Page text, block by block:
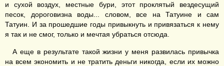
и сухой воздух, местные бури, этот проклятый вездесущий
песок, дороговизна воды... словом, все на Татуине и сам
Татуин. И за прошедшие годы привыкнуть и привязаться к нему
я так и не смог, только и мечтая убраться отсюда.
А еще в результате такой жизни у меня развилась привычка
на всем экономить и не тратить деньги никогда, если их можно